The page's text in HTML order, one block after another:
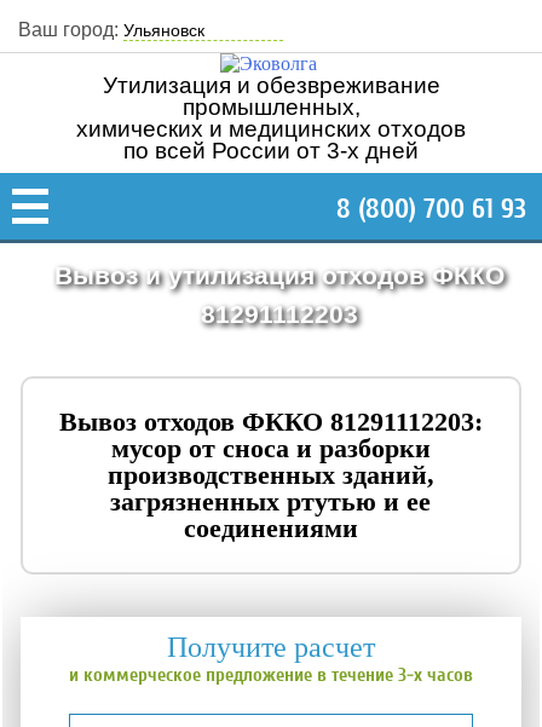
Ваш город:
Утилизация и обезвреживание
промышленных,
химических и медицинских отходов
по всей России от 3-х дней
8 (800) 700 61 93
Вывоз и утилизация отходов ФККО
81291112203
Вывоз отходов ФККО 81291112203:
мусор от сноса и разборки
производственных зданий,
загрязненных ртутью и ее
соединениями
Получите расчет
и коммерческое предложение в течение 3-х часов